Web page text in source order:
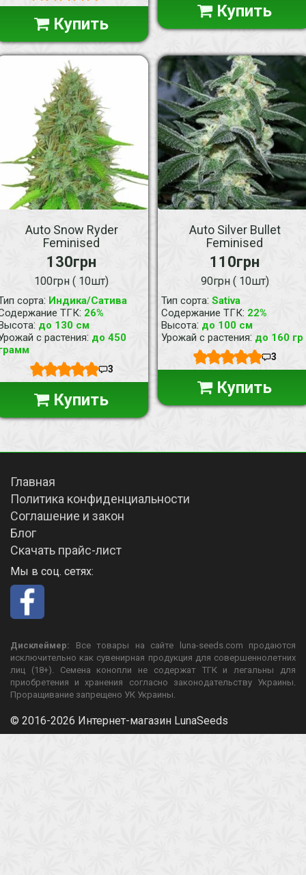
Купить
Купить
Auto Snow Ryder
Feminised
130грн
100грн ( 10шт)
сорта: Индика/Сатива
ТГК: 26%
: до 130 см
с растения: до 450
3
Купить
Auto Silver Bullet
Feminised
110грн
90грн ( 10шт)
Тип сорта: Sativa
Содержание ТГК: 22%
Высота: до 100 см
Урожай с растения: до 160 гр
3
Купить
Главная
Политика конфиденциальности
Соглашение и закон
Блог
Скачать прайс-лист
Мы в соц. сетях:
Дисклеймер: Все товары на сайте luna-seeds.com продаются
исключительно как сувенирная продукция для совершеннолетних
лиц (18+). Семена конопли не содержат ТГК и легальны для
приобретения и хранения согласно законодательству Украины.
Проращивание запрещено УК Украины.
© 2016-2026 Интернет-магазин LunaSeeds